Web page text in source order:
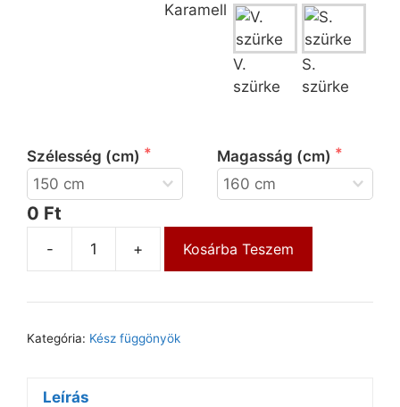
Karamell
V.
szürke
S.
szürke
Szélesség (cm)
Magasság (cm)
0 Ft
- + Kosárba Teszem
Kategória: Kész függönyök
Leírás